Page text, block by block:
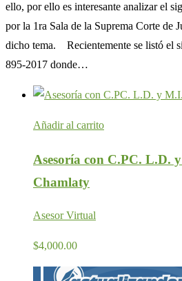
ello, por ello es interesante analizar el
por la 1ra Sala de la Suprema Corte de
dicho tema. Recientemente se listó el
895-2017 donde…
Añadir al carrito
Asesoría con C.PC. L.D.
Chamlaty
Asesor Virtual
$4,000.00